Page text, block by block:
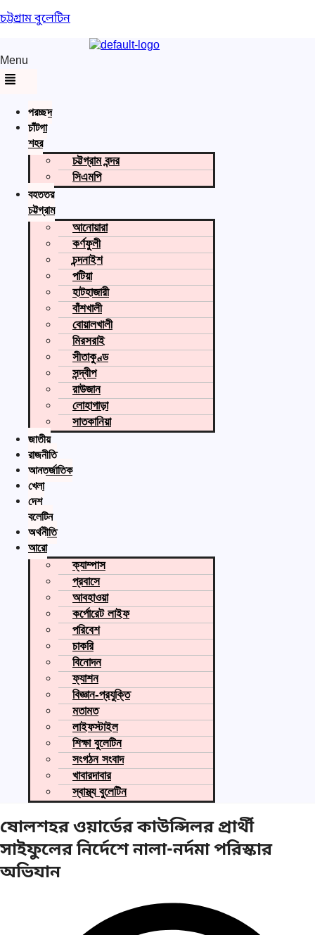
চট্টগ্রাম বুলেটিন
Menu
প্রচ্ছদ
চাঁটগা
শহর
চট্টগ্রাম বন্দর
সিএমপি
বৃহত্তর
চট্টগ্রাম
আনোয়ারা
কর্ণফুলী
চন্দনাইশ
পটিয়া
হাটহাজারী
বাঁশখালী
বোয়ালখালী
মিরসরাই
সীতাকুণ্ড
সন্দ্বীপ
রাউজান
লোহাগাড়া
সাতকানিয়া
জাতীয়
রাজনীতি
আন্তর্জাতিক
খেলা
দেশ
বুলেটিন
অর্থনীতি
আরো
ক্যাম্পাস
প্রবাসে
আবহাওয়া
কর্পোরেট লাইফ
পরিবেশ
চাকরি
বিনোদন
ফ্যাশন
বিজ্ঞান-প্রযুক্তি
মতামত
লাইফস্টাইল
শিক্ষা বুলেটিন
সংগঠন সংবাদ
খাবারদাবার
স্বাস্থ্য বুলেটিন
ষোলশহর ওয়ার্ডের কাউন্সিলর প্রার্থী
সাইফুলের নির্দেশে নালা-নর্দমা পরিস্কার
অভিযান